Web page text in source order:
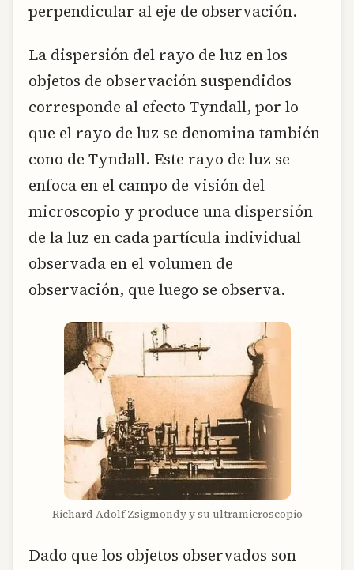
perpendicular al eje de observación.
La dispersión del rayo de luz en los
objetos de observación suspendidos
corresponde al efecto Tyndall, por lo
que el rayo de luz se denomina también
cono de Tyndall. Este rayo de luz se
enfoca en el campo de visión del
microscopio y produce una dispersión
de la luz en cada partícula individual
observada en el volumen de
observación, que luego se observa.
Richard Adolf Zsigmondy y su ultramicroscopio
Dado que los objetos observados son